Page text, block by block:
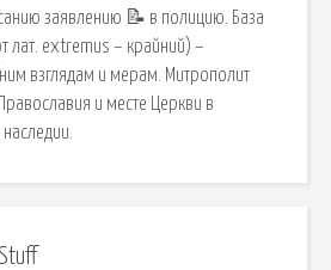
заявлению 📝 в полицию. База
лат. extremus – крайний) –
взглядам и мерам. Митрополит
и месте Церкви в